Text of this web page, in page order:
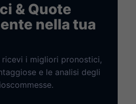
& Quote
nella tua
i migliori pronostici,
e le analisi degli